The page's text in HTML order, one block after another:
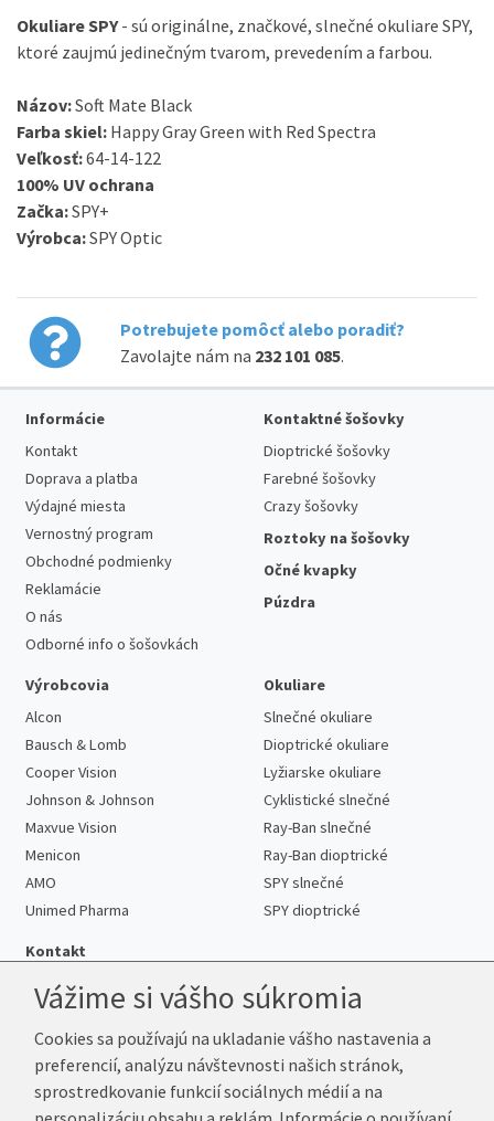
OkuliareSPY - sú originálne, značkové, slnečné okuliare SPY,
ktoré zaujmú jedinečným tvarom, prevedením a farbou.
Názov:Soft Mate Black
Farba skiel: Happy Gray Green with Red Spectra
Veľkosť:64-14-122
100% UV ochrana
Začka:SPY+
Výrobca:SPYOptic
Potrebujete pomôcť alebo poradiť?
Zavolajte nám na 232 101 085.
Informácie
Kontakt
Doprava a platba
Výdajné miesta
Vernostný program
Obchodné podmienky
Reklamácie
O nás
Odborné info o šošovkách
Kontaktné šošovky
Dioptrické šošovky
Farebné šošovky
Crazy šošovky
Roztoky na šošovky
Očné kvapky
Púzdra
Výrobcovia
Alcon
Bausch & Lomb
Cooper Vision
Johnson & Johnson
Maxvue Vision
Menicon
AMO
Unimed Pharma
Okuliare
Slnečné okuliare
Dioptrické okuliare
Lyžiarske okuliare
Cyklistické slnečné
Ray-Ban slnečné
Ray-Ban dioptrické
SPY slnečné
SPY dioptrické
Kontakt
Telefón:+421 222 205 863
E-mail:info@kup-sosovky.sk
Reklamačná adresa
Vážime si vášho súkromia
Cookies sa používajú na ukladanie vášho nastavenia a
preferencií, analýzu návštevnosti našich stránok,
sprostredkovanie funkcií sociálnych médií a na